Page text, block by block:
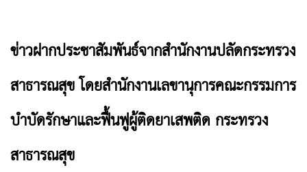
ข่าวฝากประชาสัมพันธ์จากสำนักงานปลัดกระทรวง
สาธารณสุข โดยสำนักงานเลขานุการคณะกรรมการ
บำบัดรักษาและฟื้นฟูผู้ติดยาเสพติด กระทรวง
สาธารณสุข